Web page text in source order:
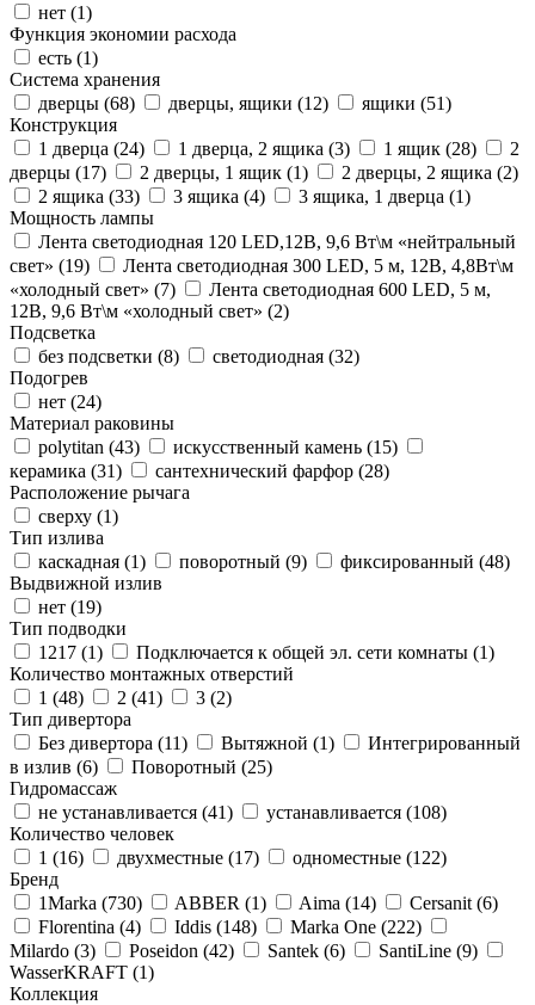
нет (1)
Функция экономии расхода
есть (1)
Система хранения
дверцы (68) дверцы, ящики (12) ящики (51)
Конструкция
1 дверца (24) 1 дверца, 2 ящика (3) 1 ящик (28)
2
дверцы (17) 2 дверцы, 1 ящик (1) 2 дверцы, 2 ящика (2)
2 ящика (33) 3 ящика (4) 3 ящика, 1 дверца (1)
Мощность лампы
Лента светодиодная 120 LED,12В, 9,6 Вт\м «нейтральный
свет» (19)
Лента светодиодная 300 LED, 5 м, 12В, 4,8Вт\м
«холодный свет» (7)
Лента светодиодная 600 LED, 5 м,
12В, 9,6 Вт\м «холодный свет» (2)
Подсветка
без подсветки (8) светодиодная (32)
Подогрев
нет (24)
Материал раковины
polytitan (43) искусственный камень (15)
керамика (31) сантехнический фарфор (28)
Расположение рычага
сверху (1)
Тип излива
каскадная (1) поворотный (9) фиксированный (48)
Выдвижной излив
нет (19)
Тип подводки
1217 (1) Подключается к общей эл. сети комнаты (1)
Количество монтажных отверстий
1 (48) 2 (41) 3 (2)
Тип дивертора
Без дивертора (11) Вытяжной (1)
Интегрированный
в излив (6) Поворотный (25)
Гидромассаж
не устанавливается (41) устанавливается (108)
Количество человек
1 (16) двухместные (17) одноместные (122)
Бренд
1Marka (730) ABBER (1) Aima (14) Cersanit (6)
Florentina (4) Iddis (148) Marka One (222)
Milardo (3) Poseidon (42) Santek (6) SantiLine (9)
WasserKRAFT (1)
Коллекция